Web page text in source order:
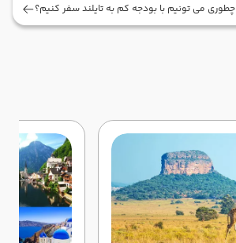
چطوری می تونیم با بودجه کم به تایلند سفر کنیم؟